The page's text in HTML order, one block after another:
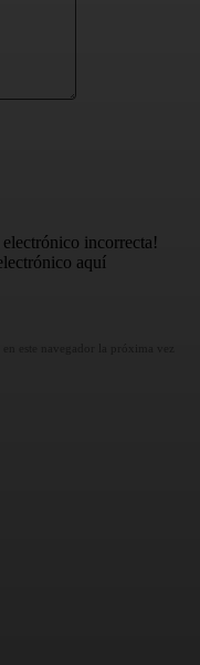
incorrecta!
aquí